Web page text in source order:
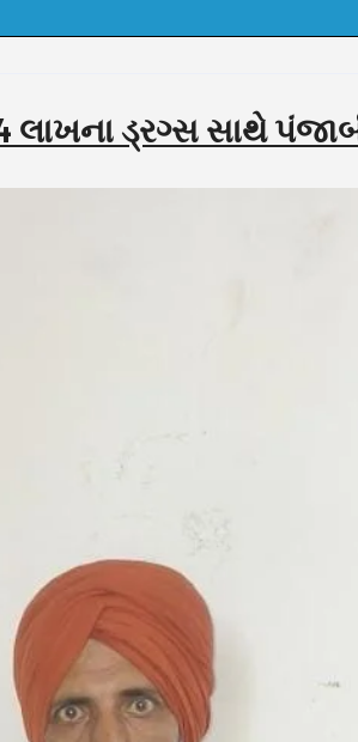
લાખના ડ્રગ્સ સાથે